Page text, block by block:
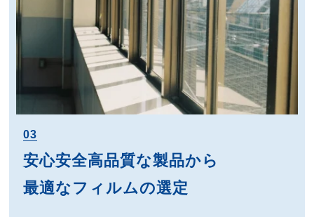
03
安心安全高品質な製品から
最適なフィルムの選定